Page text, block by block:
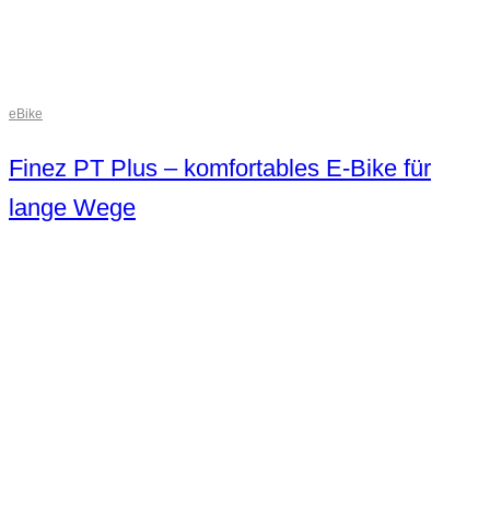
eBike
Finez PT Plus – komfortables E-Bike für
lange Wege